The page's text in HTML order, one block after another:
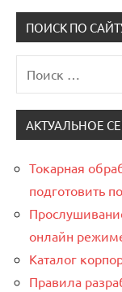
ПОИСК ПО
для:
АКТУАЛЬНОЕ
Токарная
подготовить
онлайн
Каталог
Правила